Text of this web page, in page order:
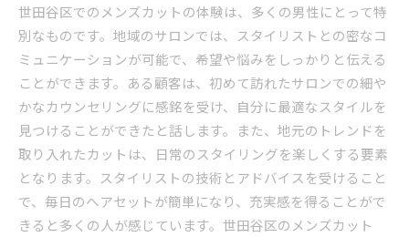
生活に寄り添うカットスタイルの選び方
世田谷区でのメンズカットの体験は、多くの男性にとって特
別なものです。地域のサロンでは、スタイリストとの密なコ
ミュニケーションが可能で、希望や悩みをしっかりと伝える
ことができます。ある顧客は、初めて訪れたサロンでの細や
かなカウンセリングに感銘を受け、自分に最適なスタイルを
見つけることができたと話します。また、地元のトレンドを
取り入れたカットは、日常のスタイリングを楽しくする要素
となります。スタイリストの技術とアドバイスを受けること
で、毎日のヘアセットが簡単になり、充実感を得ることがで
きると多くの人が感じています。世田谷区のメンズカット